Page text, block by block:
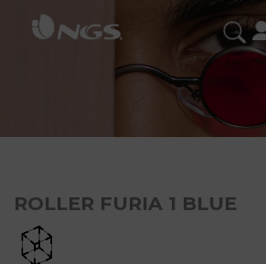
ROLLER FURIA 1 BLUE